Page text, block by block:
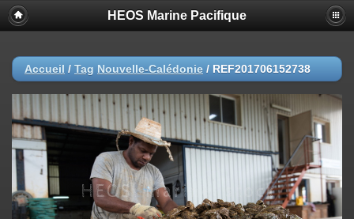
HEOS Marine Pacifique
Accueil / Tag Nouvelle-Calédonie / REF201706152738